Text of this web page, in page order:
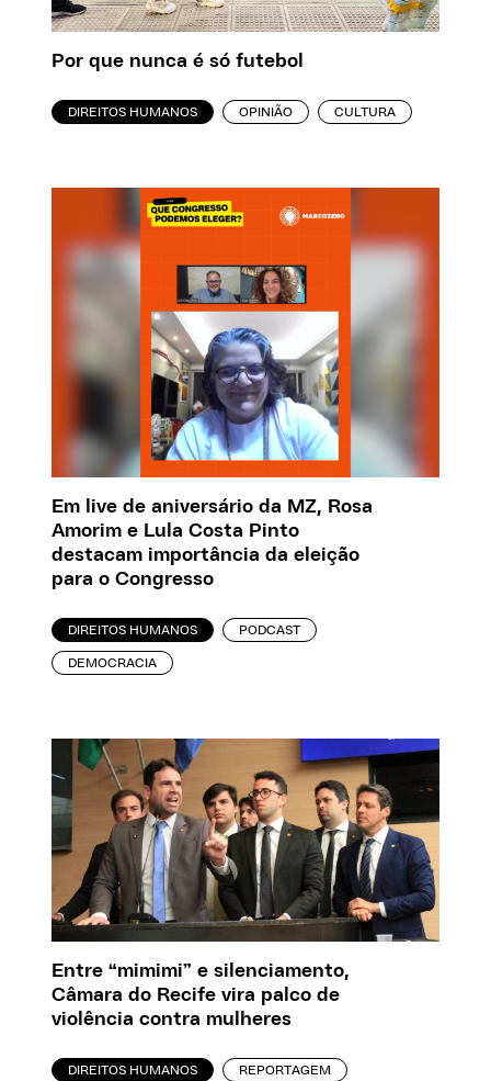
Por que nunca é só futebol
DIREITOS HUMANOS OPINIÃO CULTURA
Em live de aniversário da MZ, Rosa
Amorim e Lula Costa Pinto
destacam importância da eleição
para o Congresso
DIREITOS HUMANOS PODCAST
DEMOCRACIA
Entre “mimimi” e silenciamento,
Câmara do Recife vira palco de
violência contra mulheres
DIREITOS HUMANOS REPORTAGEM